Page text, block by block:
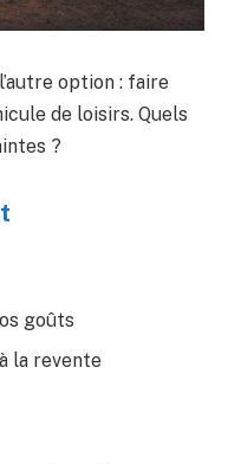
option : faire
de loisirs. Quels
?
goûts
la revente